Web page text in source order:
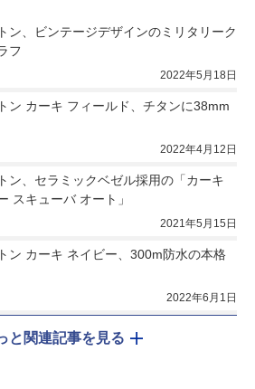
ン、ビンテージデザインのミリタリーク
フ
2022年5月18日
ン カーキ フィールド、チタンに38mm
2022年4月12日
ン、セラミックベゼル採用の「カーキ
スキューバ オート」
2021年5月15日
ン カーキ ネイビー、300m防水の本格
2022年6月1日
と関連記事を見る